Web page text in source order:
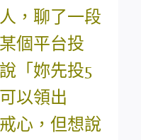
，聊了一段
個平台投
「妳先投5
以領出
心，但想說